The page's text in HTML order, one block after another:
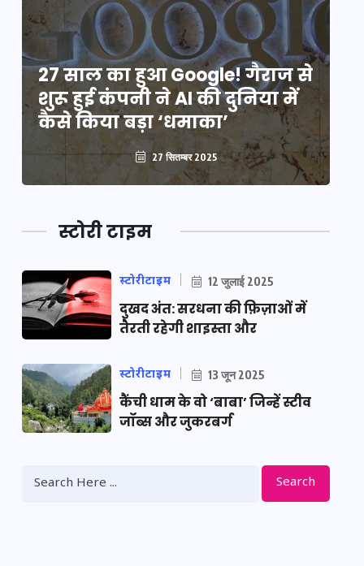
27 साल का हुआ Google! गैराज से
शुरू हुई कंपनी ने AI की दुनिया में
कैसे किया बड़ा ‘धमाका’
27 सितम्बर 2025
स्टोरी टाइम
स्टोरीटाइम 12 जुलाई 2025
दुखद अंत: सरधना की फ़िज़ाओं में
तैरती रहेगी शाइस्ता और
स्टोरीटाइम 13 जून 2025
कैंची धाम के वो ‘बाबा’ जिन्हें स्टीव
जॉब्स और जुकरबर्ग
Search